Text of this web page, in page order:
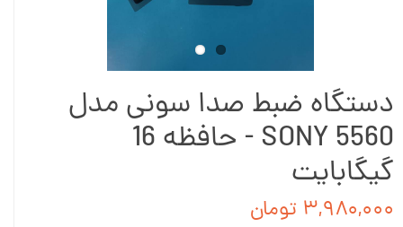
دستگاه ضبط صدا سونی مدل
SONY 5560 - حافظه 16
گیگابایت
۳,۹۸۰,۰۰۰ تومان